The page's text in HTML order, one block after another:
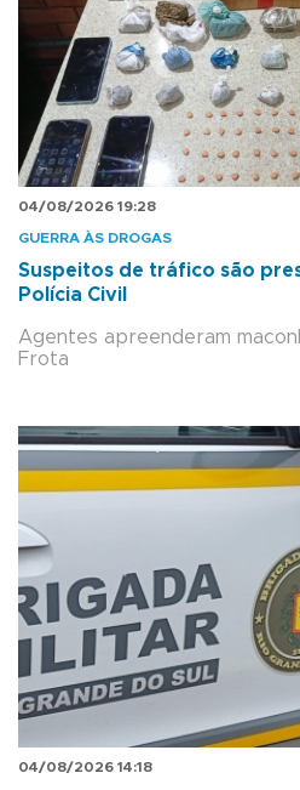
04/08/2026 19:28
GUERRA ÀS DROGAS
Suspeitos de tráfico são
Polícia Civil
Agentes apreenderam
Frota
04/08/2026 14:18